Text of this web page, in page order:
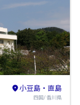
小豆島・直島
四国/ 香川県